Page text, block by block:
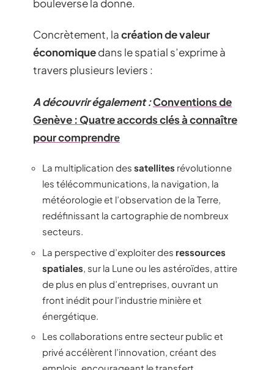
bouleverse la donne.
Concrètement, lacréation de valeur
économiquedans le spatial s’exprime à
travers plusieurs leviers :
A découvrir également :Conventions de
Genève : Quatre accords clés à connaître
pour comprendre
La multiplication des satellites révolutionne
les télécommunications, la navigation, la
météorologie et l’observation de la Terre,
redéfinissant la cartographie de nombreux
secteurs.
La perspective d’exploiter des ressources
spatiales , sur la Lune ou les astéroïdes, attire
de plus en plus d’entreprises, ouvrant un
front inédit pour l’industrie minière et
énergétique.
Les collaborations entre secteur public et
privé accélèrent l’innovation, créant des